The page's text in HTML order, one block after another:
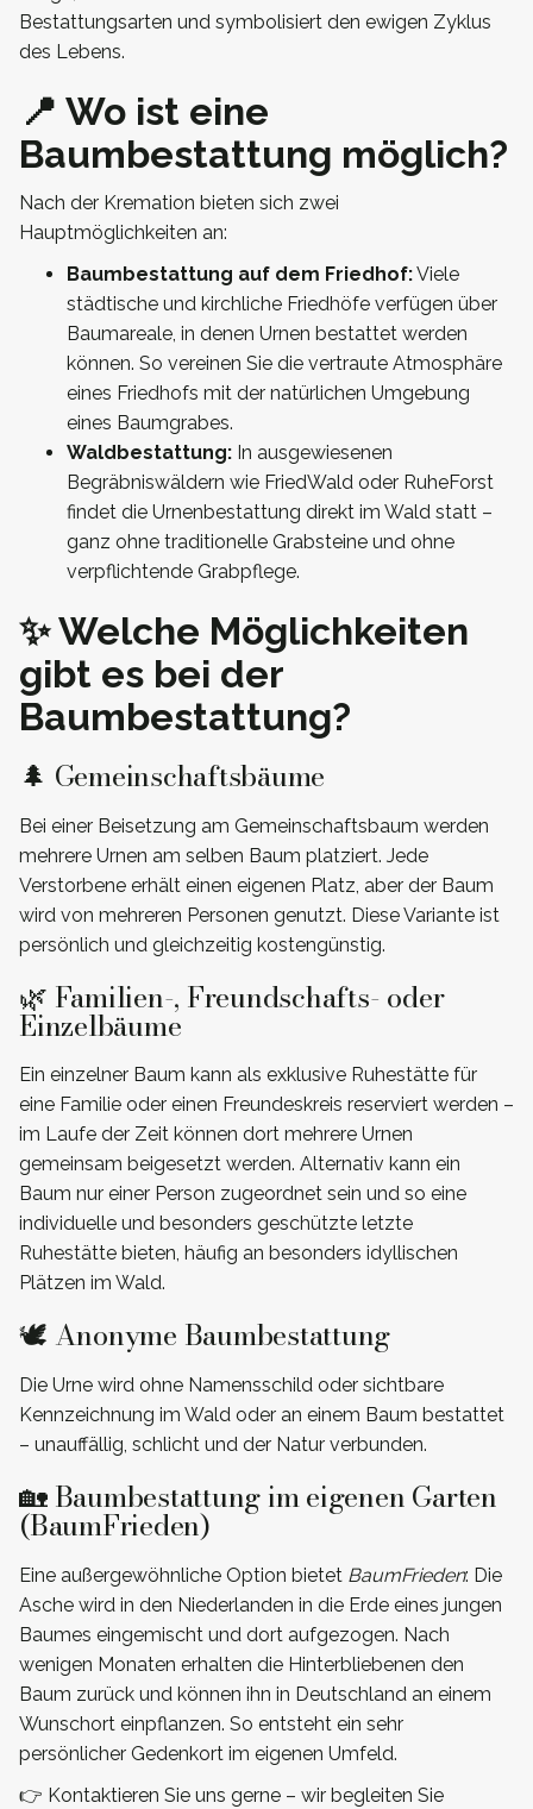
Bestattungsarten und symbolisiert den ewigen Zyklus
des Lebens.
📍 Wo ist eine
Baumbestattung möglich?
Nach der Kremation bieten sich zwei
Hauptmöglichkeiten an:
Baumbestattung auf dem Friedhof:Viele
städtische und kirchliche Friedhöfe verfügen über
Baumareale, in denen Urnen bestattet werden
können. So vereinen Sie die vertraute Atmosphäre
eines Friedhofs mit der natürlichen Umgebung
eines Baumgrabes.
Waldbestattung: In ausgewiesenen
Begräbniswäldern wie FriedWald oder RuheForst
findet die Urnenbestattung direkt im Wald statt –
ganz ohne traditionelle Grabsteine und ohne
verpflichtende Grabpflege.
✨ Welche Möglichkeiten
gibt es bei der
Baumbestattung?
🌲 Gemeinschaftsbäume
Bei einer Beisetzung am Gemeinschaftsbaum werden
mehrere Urnen am selben Baum platziert. Jede
Verstorbene erhält einen eigenen Platz, aber der Baum
wird von mehreren Personen genutzt. Diese Variante ist
persönlich und gleichzeitig kostengünstig.
🌿 Familien-, Freundschafts- oder
Einzelbäume
Ein einzelner Baum kann als exklusive Ruhestätte für
eine Familie oder einen Freundeskreis reserviert werden –
im Laufe der Zeit können dort mehrere Urnen
gemeinsam beigesetzt werden. Alternativ kann ein
Baum nur einer Person zugeordnet sein und so eine
individuelle und besonders geschützte letzte
Ruhestätte bieten, häufig an besonders idyllischen
Plätzen im Wald.
🕊️ Anonyme Baumbestattung
Die Urne wird ohne Namensschild oder sichtbare
Kennzeichnung im Wald oder an einem Baum bestattet
– unauffällig, schlicht und der Natur verbunden.
🏡 Baumbestattung im eigenen Garten
(BaumFrieden)
Eine außergewöhnliche Option bietet BaumFrieden: Die
Asche wird in den Niederlanden in die Erde eines jungen
Baumes eingemischt und dort aufgezogen. Nach
wenigen Monaten erhalten die Hinterbliebenen den
Baum zurück und können ihn in Deutschland an einem
Wunschort einpflanzen. So entsteht ein sehr
persönlicher Gedenkort im eigenen Umfeld.
👉 Kontaktieren Sie uns gerne – wir begleiten Sie